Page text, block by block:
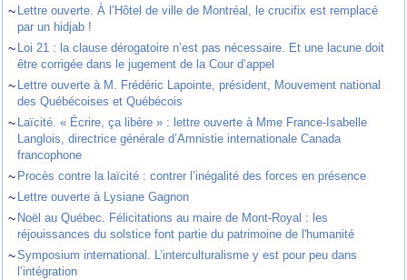
~ Lettre ouverte. À l’Hôtel de ville de Montréal, le crucifix est remplacé
par un hidjab !
~ Loi 21 : la clause dérogatoire n’est pas nécessaire. Et une lacune doit
être corrigée dans le jugement de la Cour d’appel
~ Lettre ouverte à M. Frédéric Lapointe, président, Mouvement national
des Québécoises et Québécois
~ Laïcité. « Écrire, ça libère » : lettre ouverte à Mme France-Isabelle
Langlois, directrice générale d’Amnistie internationale Canada
francophone
~ Procès contre la laïcité : contrer l’inégalité des forces en présence
~ Lettre ouverte à Lysiane Gagnon
~ Noël au Québec. Félicitations au maire de Mont-Royal : les
réjouissances du solstice font partie du patrimoine de l'humanité
~Symposium international. L’interculturalisme y est pour peu dans
l’intégration